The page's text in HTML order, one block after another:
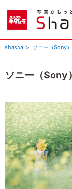
shasha ソニー（Sony）
ソニー（Sony）